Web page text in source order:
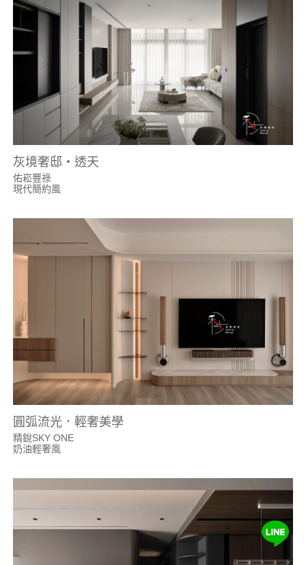
灰境奢邸・透天
佑崧豐祿
現代簡約風
圓弧流光．輕奢美學
精銳SKY ONE
奶油輕奢風